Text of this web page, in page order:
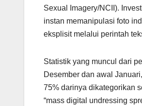
Sexual Imagery/NCII).
instan memanipulasi foto
eksplisit melalui perintah
Statistik yang muncul dari
Desember dan awal
75% darinya dikategorikan
“mass digital undressing